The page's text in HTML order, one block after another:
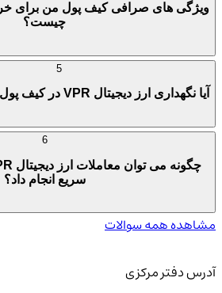
چیست؟
آیا نگهداری ارز دیجیتال VPR در کیف پول من کارمزد دارد؟
سریع انجام داد؟
مشاهده همه سوالات
آدرس دفتر مرکزی